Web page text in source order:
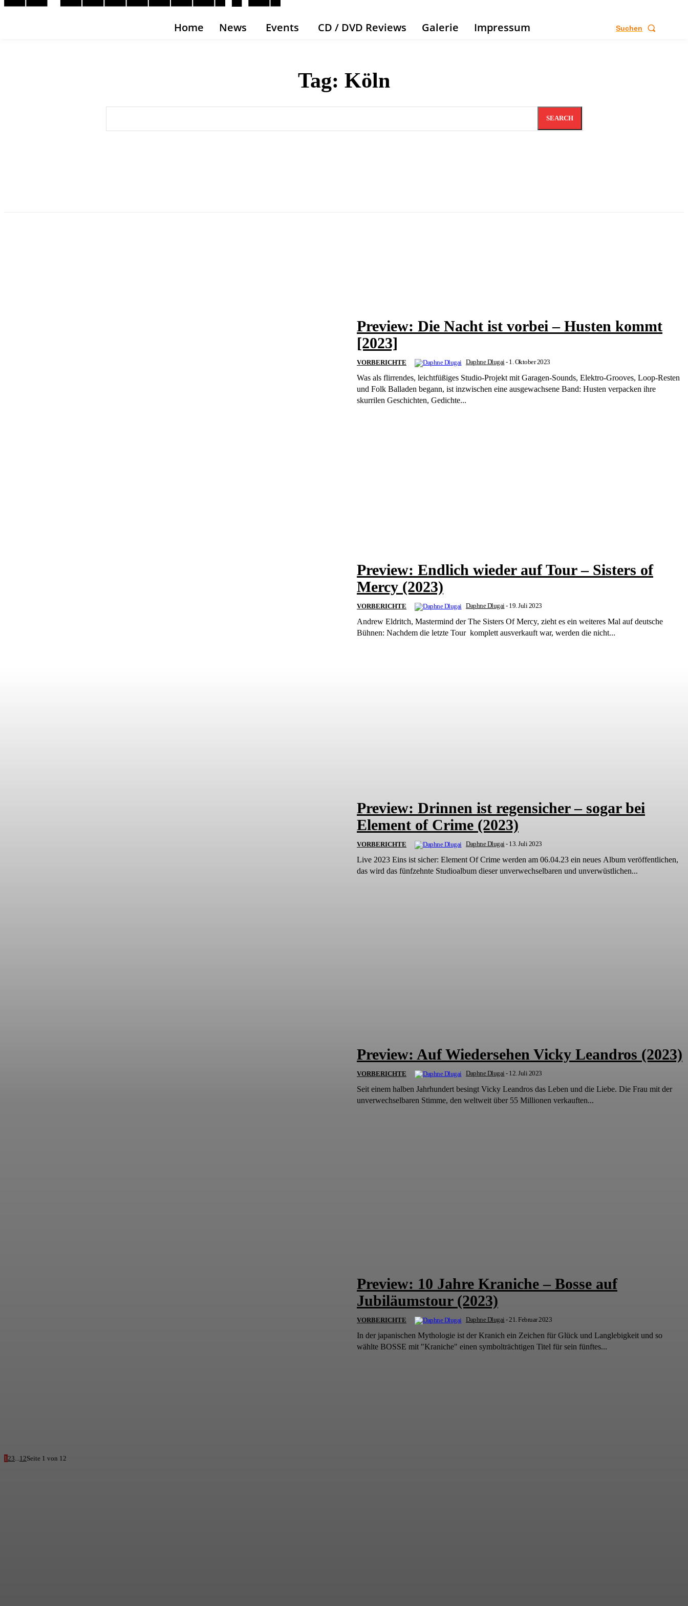
Home News Events CD / DVD Reviews Galerie Impressum Suchen
Tag: Köln
SEARCH
Preview: Die Nacht ist vorbei – Husten kommt
[2023]
VORBERICHTE Daphne Dlugai- 1. Oktober 2023
Was als flirrendes, leichtfüßiges Studio-Projekt mit Garagen-Sounds, Elektro-Grooves, Loop-Resten
und Folk Balladen begann, ist inzwischen eine ausgewachsene Band: Husten verpacken ihre
skurrilen Geschichten, Gedichte...
Preview: Endlich wieder auf Tour – Sisters of
Mercy (2023)
VORBERICHTE Daphne Dlugai- 19. Juli 2023
Andrew Eldritch, Mastermind der The Sisters Of Mercy, zieht es ein weiteres Mal auf deutsche
Bühnen: Nachdem die letzte Tour komplett ausverkauft war, werden die nicht...
Preview: Drinnen ist regensicher – sogar bei
Element of Crime (2023)
VORBERICHTE Daphne Dlugai - 13. Juli 2023
Live 2023 Eins ist sicher: Element Of Crime werden am 06.04.23 ein neues Album veröffentlichen,
das wird das fünfzehnte Studioalbum dieser unverwechselbaren und unverwüstlichen...
Preview: Auf Wiedersehen Vicky Leandros (2023)
VORBERICHTE Daphne Dlugai - 12. Juli 2023
Seit einem halben Jahrhundert besingt Vicky Leandros das Leben und die Liebe. Die Frau mit der
unverwechselbaren Stimme, den weltweit über 55 Millionen verkauften...
Preview: 10 Jahre Kraniche – Bosse auf
Jubiläumstour (2023)
VORBERICHTE Daphne Dlugai -21. Februar 2023
In der japanischen Mythologie ist der Kranich ein Zeichen für Glück und Langlebigkeit und so
wählte BOSSE mit "Kraniche" einen symbolträchtigen Titel für sein fünftes...
123...12Seite 1 von 12